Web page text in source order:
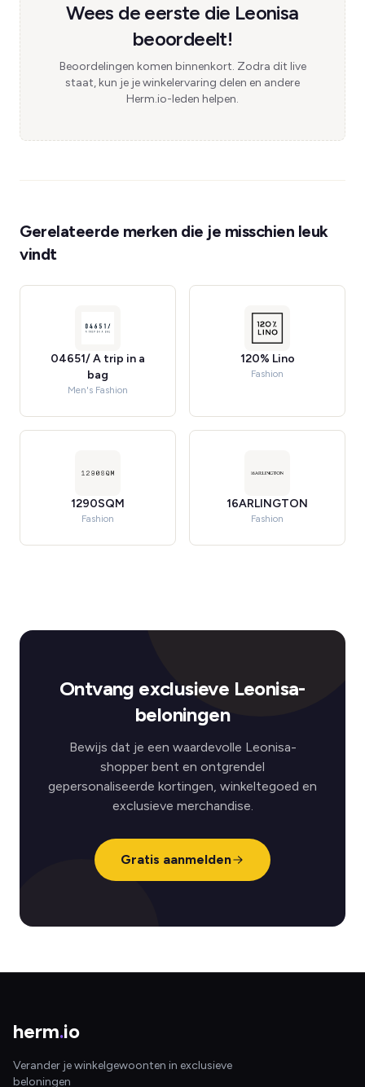
Wees de eerste die Leonisa
beoordeelt!
Beoordelingen komen binnenkort. Zodra dit live
staat, kun je je winkelervaring delen en andere
Herm.io-leden helpen.
Gerelateerde merken die je misschien leuk
vindt
04651/ A trip in a
bag
Men's Fashion
120% Lino
Fashion
1290SQM
Fashion
16ARLINGTON
Fashion
Ontvang exclusieve Leonisa-
beloningen
Bewijs dat je een waardevolle Leonisa-
shopper bent en ontgrendel
gepersonaliseerde kortingen, winkeltegoed en
exclusieve merchandise.
Gratis aanmelden
herm.io
Verander je winkelgewoonten in exclusieve
beloningen